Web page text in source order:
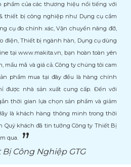
phẩm của các thương hiệu nổi tiếng với
thiết bị công nghiệp như Dụng cụ cầm
cụ đo chính xác, Vận chuyển nâng đỡ,
điện, Thiết bị ngành hàn, Dụng cụ dùng
tại www.makita.vn, bạn hoàn toàn yên
mẩu mã và giá cả. Công ty chúng tôi cam
phẩm mua tại đây đều là hàng chính
được nhà sản xuất cung cấp. Đến với
thời gian lựa chọn sản phẩm và giảm
là khách hàng thông minh trong thời
Quý khách đã tin tưởng Công ty Thiết Bị
qua.
Bị Công Nghiệp GTG